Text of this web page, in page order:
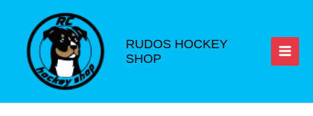
contenido
RUDOS HOCKEY
SHOP